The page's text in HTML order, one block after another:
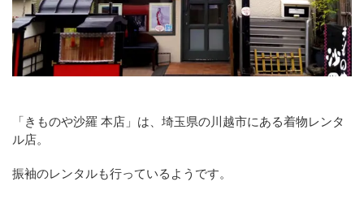
「きものや沙羅 本店」は、埼玉県の川越市にある着物レンタ
ル店。
振袖のレンタルも行っているようです。